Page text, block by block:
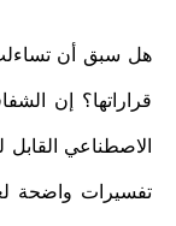
هل سبق أن تساءلت
قراراتها؟ إن
الاصطناعي
تفسيرات واضحة